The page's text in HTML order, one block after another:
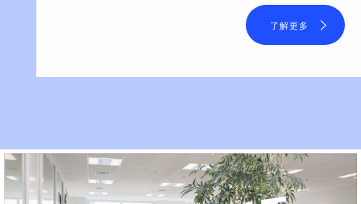
了解更多